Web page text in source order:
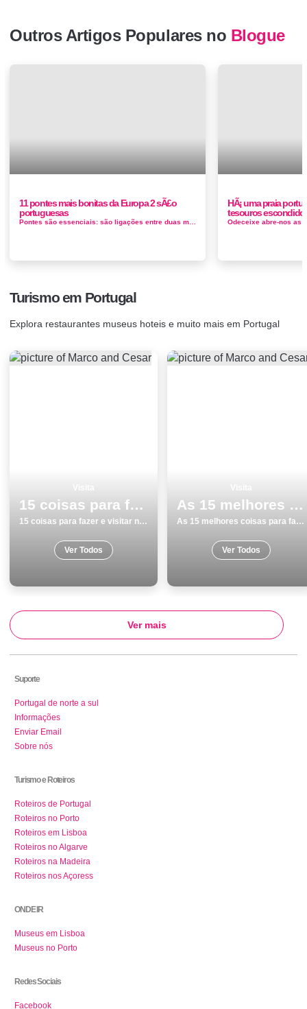
Outros Artigos Populares no Blogue
11 pontes mais bonitas da Europa 2 sÃ£o
portuguesas
HÃ¡ uma praia
tesouros
Turismo em Portugal
Explora restaurantes museus hoteis e muito mais em Portugal
15 coisas para fazer e visitar no verÃ£o na Ericeira
15 coisas para fazer e visitar no verÃ£o na Ericeira
Ver Todos
As 15 melhores coisas para fazer e visitar em Coimbra
As 15 melhores coisas para fazer e visitar em Coimbra
Ver Todos
Ver mais
Suporte
Portugal de norte a sul
Informações
Enviar Email
Sobre nós
Turismo e Roteiros
Roteiros de Portugal
Roteiros no Porto
Roteiros em Lisboa
Roteiros no Algarve
Roteiros na Madeira
Roteiros nos Açoress
ONDE IR
Museus em Lisboa
Museus no Porto
Redes Sociais
Facebook